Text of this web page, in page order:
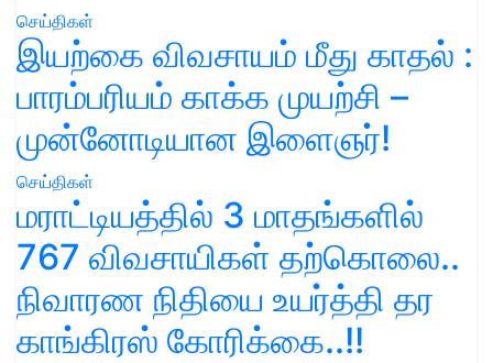
செய்திகள்
இயற்கை விவசாயம் மீது காதல் :
பாரம்பரியம் காக்க முயற்சி –
முன்னோடியான இளைஞர்!
செய்திகள்
மராட்டியத்தில் 3 மாதங்களில்
767 விவசாயிகள் தற்கொலை..
நிவாரண நிதியை உயர்த்தி தர
காங்கிரஸ் கோரிக்கை..!!